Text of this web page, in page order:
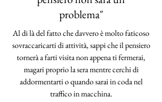
problema"
Al di là del fatto che davvero è molto faticoso
sovraccaricarti di attività, sappi che il pensiero
tornerà a farti visita non appena ti fermerai,
magari proprio la sera mentre cerchi di
addormentarti o quando sarai in coda nel
traffico in macchina.